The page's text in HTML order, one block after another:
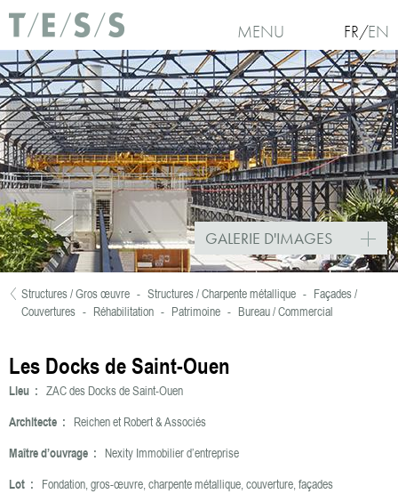
Aller au contenu principal
MENU FR EN
GALERIE D'IMAGES
Vous êtes ici
Structures / Gros œuvre - Structures / Charpente métallique - Façades /
Couvertures - Réhabilitation - Patrimoine - Bureau / Commercial
Les Docks de Saint-Ouen
Lieu : ZAC des Docks de Saint-Ouen
Architecte : Reichen et Robert & Associés
Maître d’ouvrage : Nexity Immobilier d’entreprise
Lot : Fondation, gros-œuvre, charpente métallique, couverture, façades